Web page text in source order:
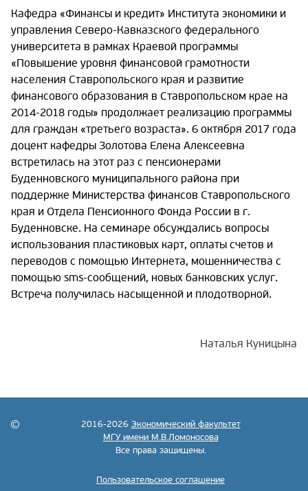
Кафедра «Финансы и кредит» Института экономики и
управления Северо-Кавказского федерального
университета в рамках Краевой программы
«Повышение уровня финансовой грамотности
населения Ставропольского края и развитие
финансового образования в Ставропольском крае на
2014-2018 годы» продолжает реализацию программы
для граждан «третьего возраста». 6 октября 2017 года
доцент кафедры Золотова Елена Алексеевна
встретилась на этот раз с пенсионерами
Буденновского муниципального района при
поддержке Министерства финансов Ставропольского
края и Отдела Пенсионного Фонда России в г.
Буденновске. На семинаре обсуждались вопросы
использования пластиковых карт, оплаты счетов и
переводов с помощью Интернета, мошенничества с
помощью sms-сообщений, новых банковских услуг.
Встреча получилась насыщенной и плодотворной.
Наталья Куницына
2016-2026 Экономический факультет
МГУ имени М.В.Ломоносова
Все права защищены.
Пользовательское соглашение